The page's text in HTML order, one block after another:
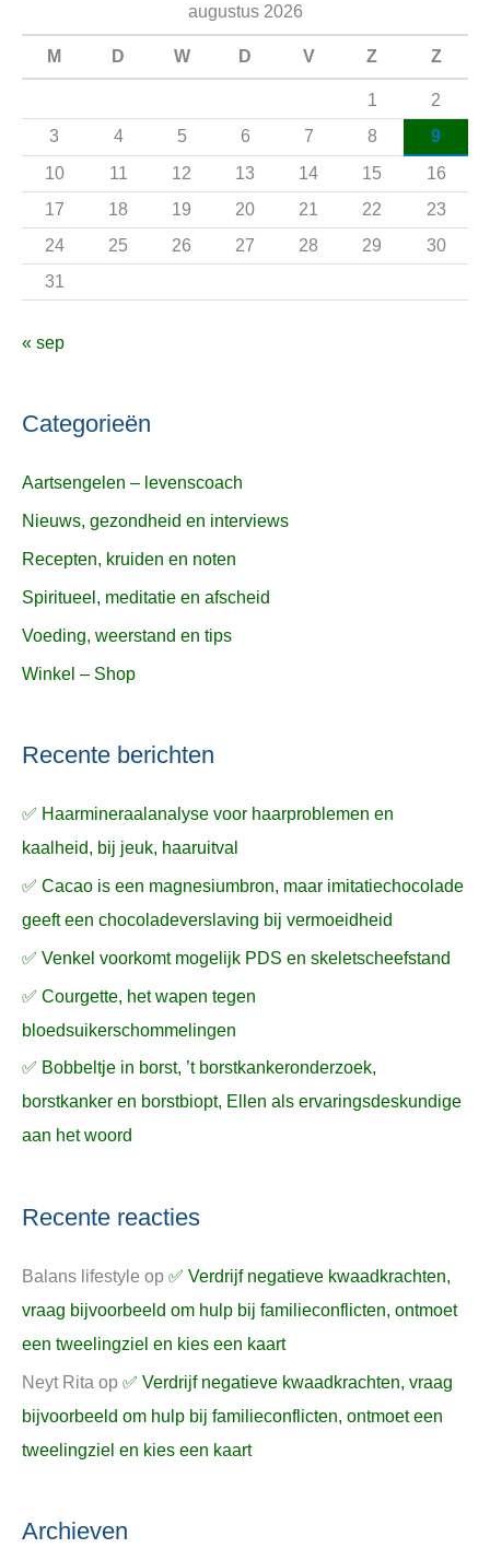
a
r
:
augustus 2026
M D W D V Z Z
1
2
3
4 5 6 7 8
9
10
11 12 13 14 15
16
17
18 19 20 21 22
23
24
25 26 27 28 29
30
31
« sep
Categorieën
Aartsengelen – levenscoach
Nieuws, gezondheid en interviews
Recepten, kruiden en noten
Spiritueel, meditatie en afscheid
Voeding, weerstand en tips
Winkel – Shop
Recente berichten
✅ Haarmineraalanalyse voor haarproblemen en
kaalheid, bij jeuk, haaruitval
✅ Cacao is een magnesiumbron, maar imitatiechocolade
geeft een chocoladeverslaving bij vermoeidheid
✅ Venkel voorkomt mogelijk PDS en skeletscheefstand
✅ Courgette, het wapen tegen
bloedsuikerschommelingen
✅ Bobbeltje in borst, ’t borstkankeronderzoek,
borstkanker en borstbiopt, Ellen als ervaringsdeskundige
aan het woord
Recente reacties
Balans lifestyle op ✅ Verdrijf negatieve kwaadkrachten,
vraag bijvoorbeeld om hulp bij familieconflicten, ontmoet
een tweelingziel en kies een kaart
Neyt Rita op ✅ Verdrijf negatieve kwaadkrachten, vraag
bijvoorbeeld om hulp bij familieconflicten, ontmoet een
tweelingziel en kies een kaart
Archieven